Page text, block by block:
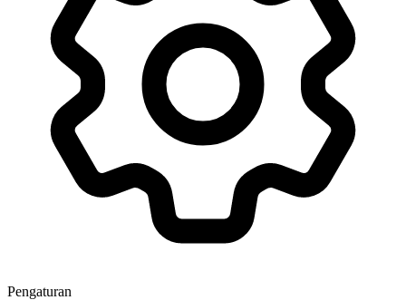
Pengaturan